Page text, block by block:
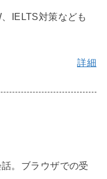
IELTS対策なども
詳細
。ブラウザでの受